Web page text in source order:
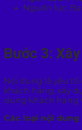
Nguồn lực:
Bước 3:
Nội dung là yếu
khách hàng, xây
dung khách hàng
Các loại nội dung